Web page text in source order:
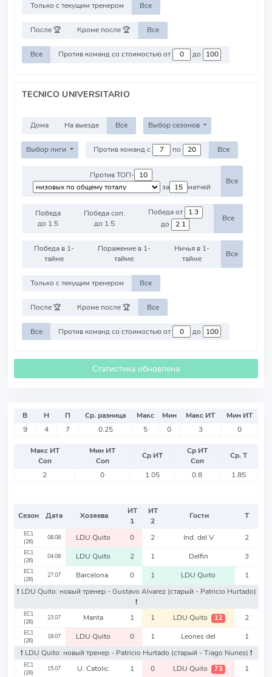
Только с текущим тренером Все
После 🏆 Кроме после 🏆 Все
Все Против команд со стоимостью от до
TECNICO UNIVERSITARIO
Дома На выезде Все Выбор сезонов
Выбор лиги Против команд с по Все
Против ТОП-
за
матчей
Все
Победа
до 1.5
Победа соп.
до 1.5
Победа от
до
Все
Победа в 1-
тайме
Поражение в 1-
тайме
Ничья в 1-
тайме
Все
Только с текущим тренером Все
После 🏆 Кроме после 🏆 Все
Все Против команд со стоимостью от до
Статистика обновлена
В Н П Ср. разница Макс Мин Макс ИТ
Мин ИТ
9
4 7 0.25 5 0 3 0
Макс ИТ
Соп
Мин ИТ
Соп
Ср ИТ
Ср ИТ
Соп
Ср. Т
2
0 1.05 0.8 1.85
Сезон Дата Хозяева
ИТ
1
ИТ
2
Гости Т
EC1
(26)
08.08 LDU Quito 0 2 Ind. del V 2
EC1
(26)
04.08 LDU Quito 2 1 Delfin 3
EC1
(26)
27.07 Barcelona 0 1 LDU Quito
1
❗️ LDU Quito: новый тренер - Gustavo Alvarez (старый - Patricio Hurtado)
❗️
EC1
(26)
23.07 Manta 1 1 LDU Quito 12 2
EC1
(26)
18.07 LDU Quito 0 1 Leones del
1
❗️ LDU Quito: новый тренер - Patricio Hurtado (старый - Tiago Nunes) ❗️
EC1
(26)
15.07 U. Catolic 1 0 LDU Quito 73 1